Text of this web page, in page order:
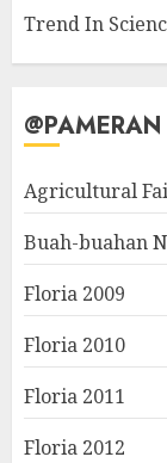
Trend In
Agricultural
Buah-buahan
Floria 2009
Floria 2010
Floria 2011
Floria 2012